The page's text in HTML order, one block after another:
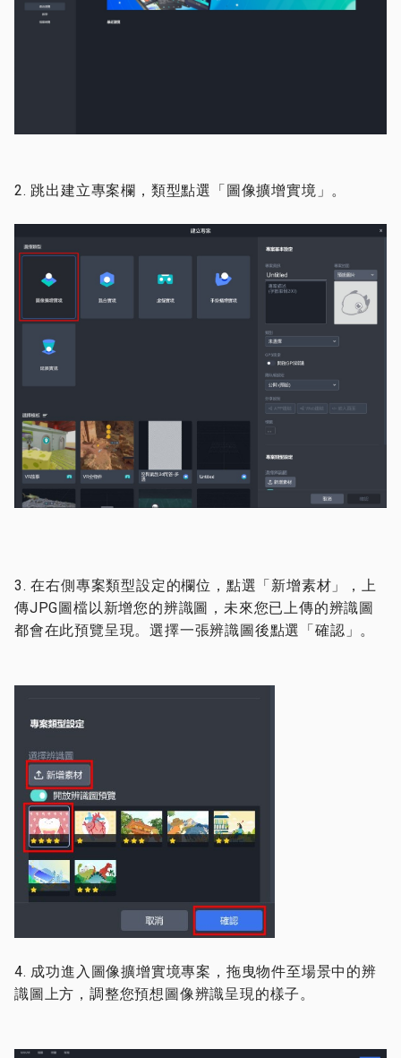
2. 跳出建立專案欄，類型點選「圖像擴增實境」。
3. 在右側專案類型設定的欄位，點選「新增素材」，上
傳JPG圖檔以新增您的辨識圖，未來您已上傳的辨識圖
都會在此預覽呈現。選擇一張辨識圖後點選「確認」。
4. 成功進入圖像擴增實境專案，拖曳物件至場景中的辨
識圖上方，調整您預想圖像辨識呈現的樣子。